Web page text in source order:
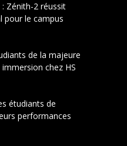
: Zénith-2 réussit
pour le campus
de la majeure
chez HS
étudiants de
performances